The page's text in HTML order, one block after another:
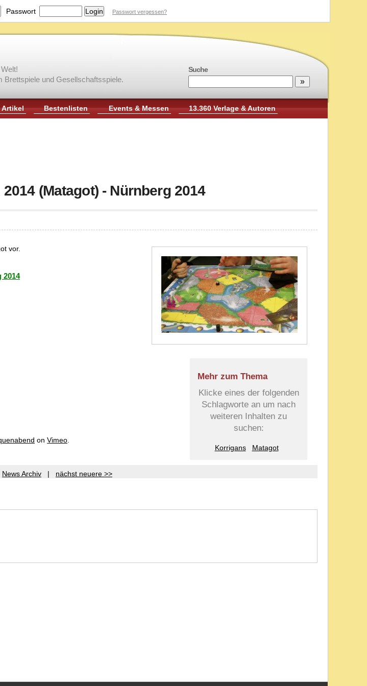
Passwort Passwort vergessen?
Suche
Brettspiele und Gesellschaftsspiele.
Artikel Bestenlisten Events & Messen 13.360 Verlage & Autoren
(Matagot) - Nürnberg 2014
Mehr zum Thema
Klicke eines der folgenden
Schlagworte an um nach
weiteren Inhalten zu
suchen:
Korrigans Matagot
vor.
2014
on Vimeo
News Archiv | nächst neuere >>